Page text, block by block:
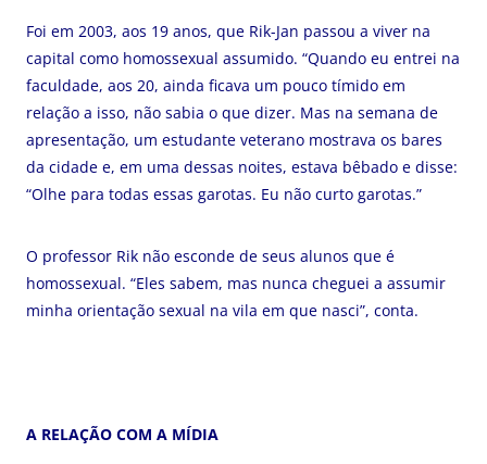
Foi em 2003, aos 19 anos, que Rik-Jan passou a viver na
capital como homossexual assumido. “Quando eu entrei na
faculdade, aos 20, ainda ficava um pouco tímido em
relação a isso, não sabia o que dizer. Mas na semana de
apresentação, um estudante veterano mostrava os bares
da cidade e, em uma dessas noites, estava bêbado e disse:
“Olhe para todas essas garotas. Eu não curto garotas.”
O professor Rik não esconde de seus alunos que é
homossexual. “Eles sabem, mas nunca cheguei a assumir
minha orientação sexual na vila em que nasci”, conta.
A RELAÇÃO COM A MÍDIA